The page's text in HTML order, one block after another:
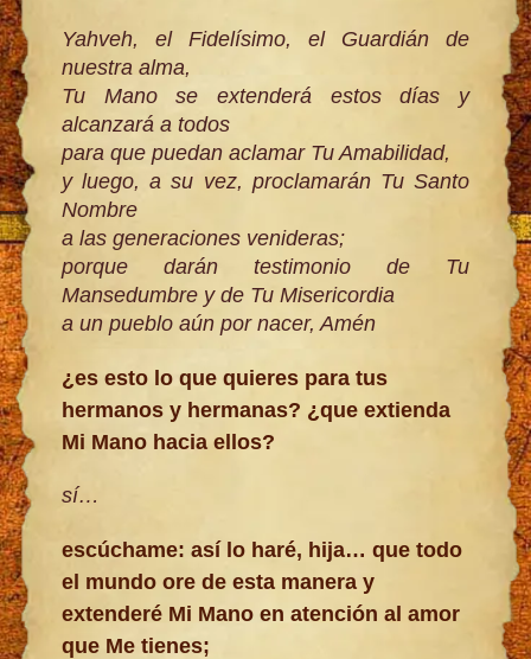
Yahveh, el Fidelísimo, el Guardián de
nuestra alma,
Tu Mano se extenderá estos días y
alcanzará a todos
para que puedan aclamar Tu Amabilidad,
y luego, a su vez, proclamarán Tu Santo
Nombre
a las generaciones venideras;
porque darán testimonio de Tu
Mansedumbre y de Tu Misericordia
a un pueblo aún por nacer, Amén
¿es esto lo que quieres para tus
hermanos y hermanas? ¿que extienda
Mi Mano hacia ellos?
sí…
escúchame: así lo haré, hija… que todo
el mundo ore de esta manera y
extenderé Mi Mano en atención al amor
que Me tienes;